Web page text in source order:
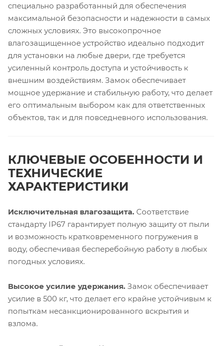
специально разработанный для обеспечения
максимальной безопасности и надежности в самых
сложных условиях. Это высокопрочное
влагозащищенное устройство идеально подходит
для установки на любые двери, где требуется
усиленный контроль доступа и устойчивость к
внешним воздействиям. Замок обеспечивает
мощное удержание и стабильную работу, что делает
его оптимальным выбором как для ответственных
объектов, так и для повседневного использования.
КЛЮЧЕВЫЕ ОСОБЕННОСТИ И
ТЕХНИЧЕСКИЕ
ХАРАКТЕРИСТИКИ
Исключительная влагозащита. Соответствие
стандарту IP67 гарантирует полную защиту от пыли
и возможность кратковременного погружения в
воду, обеспечивая бесперебойную работу в любых
погодных условиях.
Высокое усилие удержания. Замок обеспечивает
усилие в 500 кг, что делает его крайне устойчивым к
попыткам несанкционированного вскрытия и
взлома.